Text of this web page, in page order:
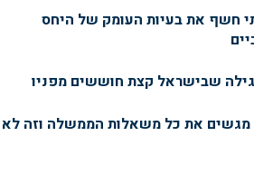
חשף את בעיות העומק של היחס
שבישראל קצת חוששים מפניו
מגשים את כל משאלות הממשלה וזה לא